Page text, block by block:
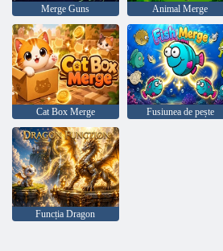
Merge Guns Animal Merge
Cat Box Merge Fusiunea de pește
Funcția Dragon